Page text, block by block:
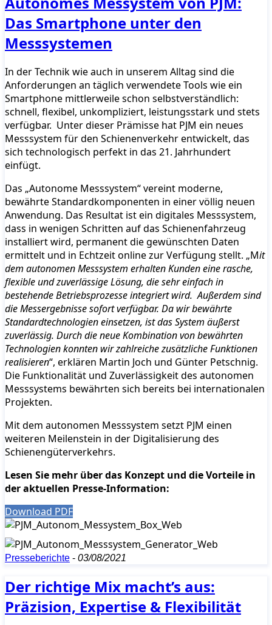
Das Smartphone unter den
Messsystemen
In der Technik wie auch in unserem Alltag sind die
Anforderungen an täglich verwendete Tools wie ein
Smartphone mittlerweile schon selbstverständlich:
schnell, flexibel, unkompliziert, leistungsstark und stets
verfügbar. Unter dieser Prämisse hat PJM ein neues
Messsystem für den Schienenverkehr entwickelt, das
sich technologisch perfekt in das 21. Jahrhundert
einfügt.
Das „Autonome Messsystem“ vereint moderne,
bewährte Standardkomponenten in einer völlig neuen
Anwendung. Das Resultat ist ein digitales Messsystem,
dass in wenigen Schritten auf das Schienenfahrzeug
installiert wird, permanent die gewünschten Daten
ermittelt und in Echtzeit online zur Verfügung stellt. „Mit
dem autonomen Messsystem erhalten Kunden eine rasche,
flexible und zuverlässige Lösung, die sehr einfach in
bestehende Betriebsprozesse integriert wird. Außerdem sind
die Messergebnisse sofort verfügbar. Da wir bewährte
Standardtechnologien einsetzen, ist das System äußerst
zuverlässig. Durch die neue Kombination von bewährten
Technologien konnten wir zahlreiche zusätzliche Funktionen
realisieren“, erklären Martin Joch und Günter Petschnig.
Die Funktionalität und Zuverlässigkeit des autonomen
Messsystems bewährten sich bereits bei internationalen
Projekten.
Mit dem autonomen Messsystem setzt PJM einen
weiteren Meilenstein in der Digitalisierung des
Schienengüterverkehrs.
Lesen Sie mehr über das Konzept und die Vorteile in
der aktuellen Presse-Information:
Download PDF
Presseberichte - 03/08/2021
Der richtige Mix macht’s aus:
Präzision, Expertise & Flexibilität